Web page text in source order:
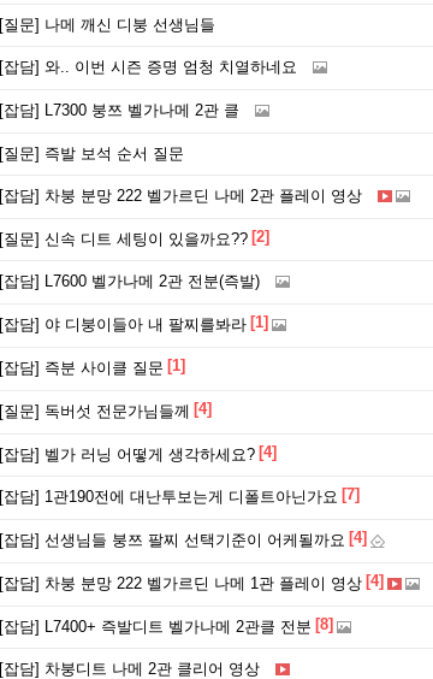
[질문] 나메 깨신 디붕 선생님들
[잡담] 와.. 이번 시즌 증명 엄청 치열하네요
[잡담] L7300 붕쯔 벨가나메 2관 클
[질문] 즉발 보석 순서 질문
[잡담] 차붕 분망 222 벨가르딘 나메 2관 플레이 영상
[질문] 신속 디트 세팅이 있을까요?? [2]
[잡담] L7600 벨가나메 2관 전분(즉발)
[잡담] 야 디붕이들아 내 팔찌를봐라 [1]
[잡담] 즉분 사이클 질문 [1]
[질문] 독버섯 전문가님들께 [4]
[잡담] 벨가 러닝 어떻게 생각하세요? [4]
[잡담] 1관190전에 대난투보는게 디폴트아닌가요 [7]
[잡담] 선생님들 붕쯔 팔찌 선택기준이 어케될까요 [4]
[잡담] 차붕 분망 222 벨가르딘 나메 1관 플레이 영상 [4]
[잡담] L7400+ 즉발디트 벨가나메 2관클 전분 [8]
[잡담] 차붕디트 나메 2관 클리어 영상